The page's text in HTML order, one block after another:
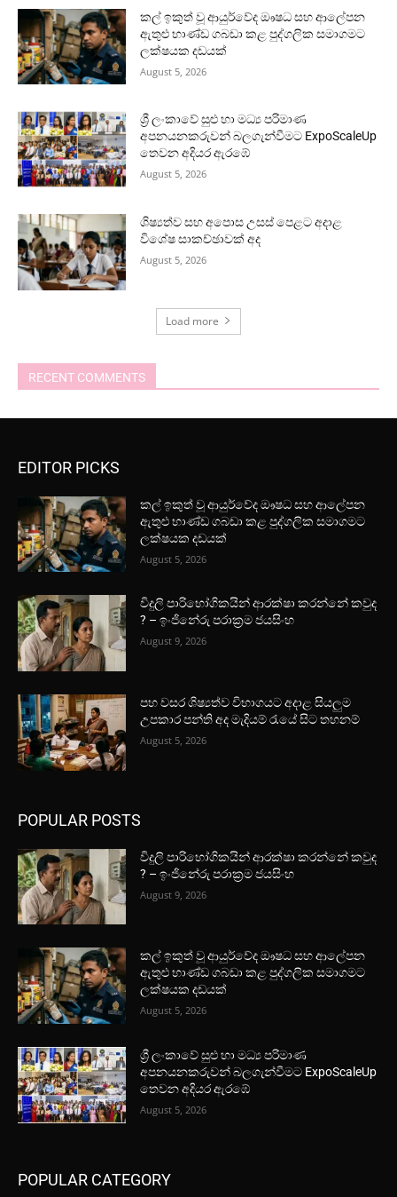
කල් ඉකුත් වූ ආයුර්වේද ඖෂධ සහ ආලේපන
ඇතුළු භාණ්ඩ ගබඩා කළ පුද්ගලික සමාගමට
ලක්ෂයක දඩයක්
August 5, 2026
ශ්‍රී ලංකාවේ සුළු හා මධ්‍ය පරිමාණ
අපනයනකරුවන් බලගැන්වීමට ExpoScaleUp
තෙවන අදියර ඇරඹේ
August 5, 2026
ශිෂ්‍යත්ව සහ අපොස උසස් පෙළට අදාළ
විශේෂ සාකච්ඡාවක් අද
August 5, 2026
Load more
RECENT COMMENTS
EDITOR PICKS
කල් ඉකුත් වූ ආයුර්වේද ඖෂධ සහ ආලේපන
ඇතුළු භාණ්ඩ ගබඩා කළ පුද්ගලික සමාගමට
ලක්ෂයක දඩයක්
August 5, 2026
විදුලි පාරිභෝගිකයින් ආරක්ෂා කරන්නේ කවුද
? – ඉංජිනේරු පරාක්‍රම ජයසිංහ
August 9, 2026
පහ වසර ශිෂ්‍යත්ව විභාගයට අදාළ සියලුම
උපකාර පන්ති අද මැදියම් රැයේ සිට තහනම්
August 5, 2026
POPULAR POSTS
විදුලි පාරිභෝගිකයින් ආරක්ෂා කරන්නේ කවුද
? – ඉංජිනේරු පරාක්‍රම ජයසිංහ
August 9, 2026
කල් ඉකුත් වූ ආයුර්වේද ඖෂධ සහ ආලේපන
ඇතුළු භාණ්ඩ ගබඩා කළ පුද්ගලික සමාගමට
ලක්ෂයක දඩයක්
August 5, 2026
ශ්‍රී ලංකාවේ සුළු හා මධ්‍ය පරිමාණ
අපනයනකරුවන් බලගැන්වීමට ExpoScaleUp
තෙවන අදියර ඇරඹේ
August 5, 2026
POPULAR CATEGORY